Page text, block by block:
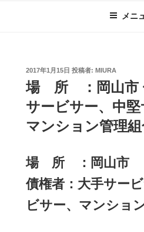
メニ
投
稿
日:
2017年1月15日 投稿者: MIURA
場 所 ：岡山市
サービサー、中堅
マンション管理
場 所 ：岡山市
債権者：大手サー
ビサー、マンショ